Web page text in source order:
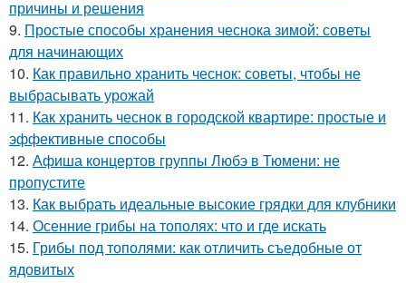
причины и решения
9. Простые способы хранения чеснока зимой: советы
для начинающих
10. Как правильно хранить чеснок: советы, чтобы не
выбрасывать урожай
11. Как хранить чеснок в городской квартире: простые и
эффективные способы
12. Афиша концертов группы Любэ в Тюмени: не
пропустите
13. Как выбрать идеальные высокие грядки для клубники
14. Осенние грибы на тополях: что и где искать
15. Грибы под тополями: как отличить съедобные от
ядовитых